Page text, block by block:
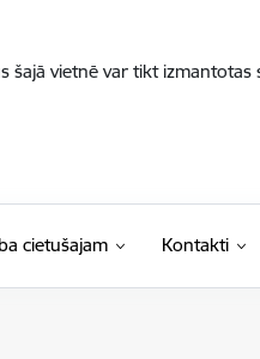
vietnē var tikt
cietušajam Kontakti